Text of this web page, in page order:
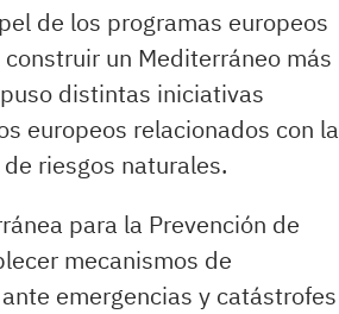
de los programas europeos
un Mediterráneo más
distintas iniciativas
europeos relacionados con la
riesgos naturales.
para la Prevención de
mecanismos de
emergencias y catástrofes